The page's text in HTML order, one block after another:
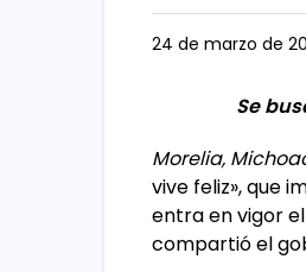
24 de marzo de
Se
Morelia,
vive feliz», que
entra en vigor
compartió el